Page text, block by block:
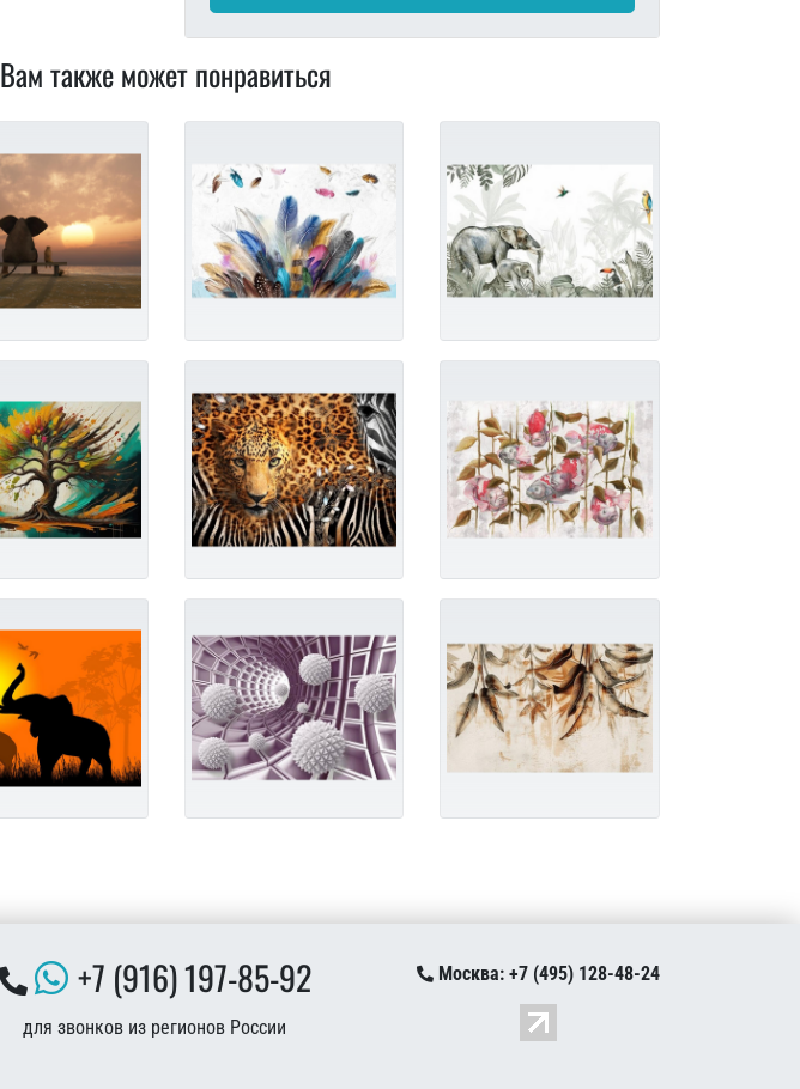
Вам также может понравиться
+7 (916) 197-85-92
для звонков из регионов России
Москва: +7 (495) 128-48-24